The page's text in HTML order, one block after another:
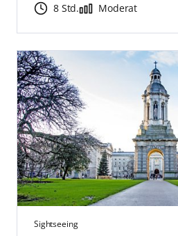
8 Std. Moderat
Sightseeing